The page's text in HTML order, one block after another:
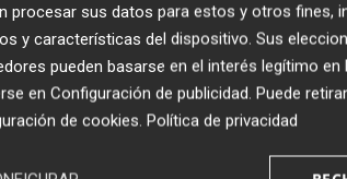
publicada en el Boletín
y pesca de la ciudad ya pueden
miércoles 24 de julio, según ha
procesar sus datos para estos y otros fines,
y características del dispositivo. Sus
pueden basarse en el interés legítimo
en Configuración de publicidad. Puede
de cookies. Política de privacidad